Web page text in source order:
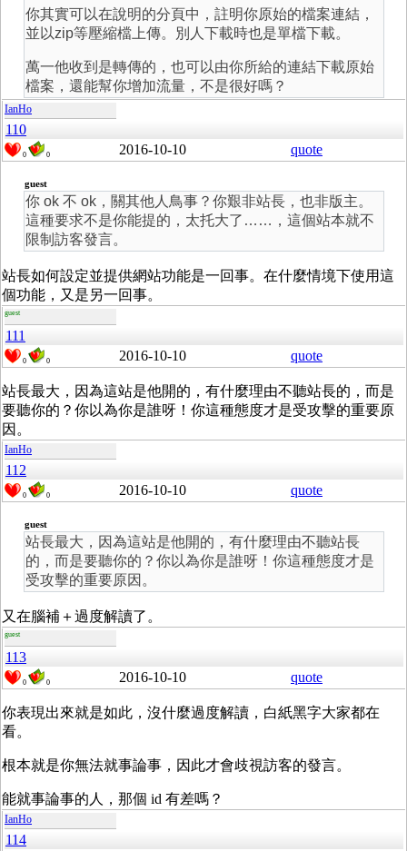
你其實可以在說明的分頁中，註明你原始的檔案連結，
並以zip等壓縮檔上傳。別人下載時也是單檔下載。
萬一他收到是轉傳的，也可以由你所給的連結下載原始
檔案，還能幫你增加流量，不是很好嗎？
IanHo
110
0 0 2016-10-10 quote
guest
你 ok 不 ok，關其他人鳥事？你艱非站長，也非版主。
這種要求不是你能提的，太托大了……，這個站本就不
限制訪客發言。
站長如何設定並提供網站功能是一回事。在什麼情境下使用這
個功能，又是另一回事。
guest
111
0 0 2016-10-10 quote
站長最大，因為這站是他開的，有什麼理由不聽站長的，而是
要聽你的？你以為你是誰呀！你這種態度才是受攻擊的重要原
因。
IanHo
112
0 0 2016-10-10 quote
guest
站長最大，因為這站是他開的，有什麼理由不聽站長
的，而是要聽你的？你以為你是誰呀！你這種態度才是
受攻擊的重要原因。
又在腦補＋過度解讀了。
guest
113
0 0 2016-10-10 quote
你表現出來就是如此，沒什麼過度解讀，白紙黑字大家都在
看。
根本就是你無法就事論事，因此才會歧視訪客的發言。
能就事論事的人，那個 id 有差嗎？
IanHo
114